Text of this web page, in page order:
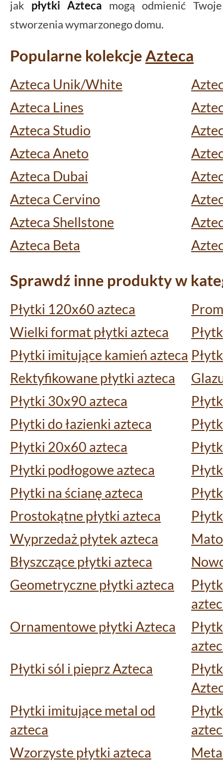
jak płytki Azteca mogą odmienić
stworzenia wymarzonego domu.
Popularne kolekcjeAzteca
Azteca Unik/White
Azteca Lines
Azteca Studio
Azteca Aneto
Azteca Dubai
Azteca Cervino
Azteca Shellstone
Azteca Beta
Sprawdź inne produkty w
Płytki 120x60 azteca
Wielki format płytki azteca
Płytki imitujące kamień azteca
Rektyfikowane płytki azteca
Płytki 30x90 azteca
Płytki do łazienki azteca
Płytki 20x60 azteca
Płytki podłogowe azteca
Płytki na ścianę azteca
Prostokątne płytki azteca
Wyprzedaż płytek azteca
Błyszczące płytki azteca
Geometryczne płytki azteca
Ornamentowe płytki Azteca
Płytki sól i pieprz Azteca
Płytki imitujące metal od
azteca
Wzorzyste płytki azteca